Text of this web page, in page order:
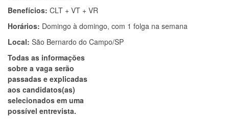
Benefícios: CLT + VT + VR
Horários: Domingo à domingo, com 1 folga na semana
Local: São Bernardo do Campo/SP
Todas as informações
sobre a vaga serão
passadas e explicadas
aos candidatos(as)
selecionados em uma
possível entrevista.